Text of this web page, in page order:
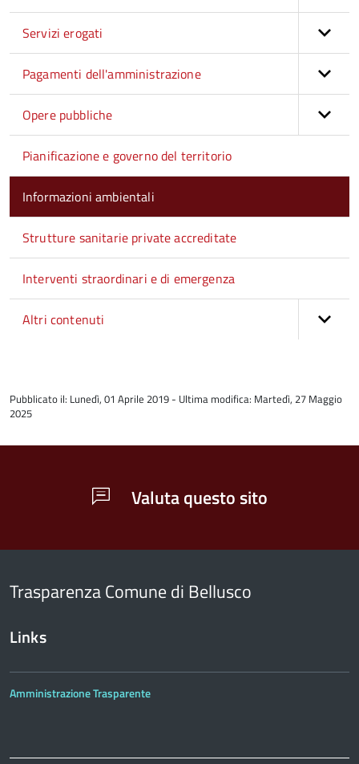
Servizi erogati
Pagamenti dell'amministrazione
Opere pubbliche
Pianificazione e governo del territorio
Informazioni ambientali
Strutture sanitarie private accreditate
Interventi straordinari e di emergenza
Altri contenuti
del
contenuto
Pubblicato il: Lunedì, 01 Aprile 2019 - Ultima modifica: Martedì, 27 Maggio
2025
Valuta questo sito
Trasparenza Comune di Bellusco
Links
Amministrazione Trasparente